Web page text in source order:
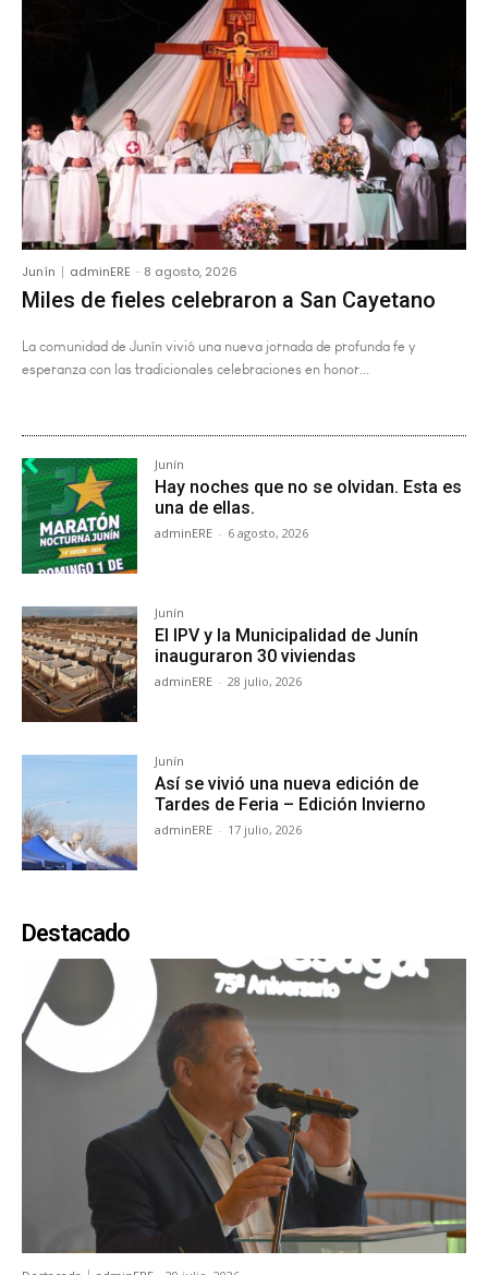
Junín adminERE - 8 agosto, 2026
Miles de fieles celebraron a San Cayetano
La comunidad de Junín vivió una nueva jornada de profunda fe y
esperanza con las tradicionales celebraciones en honor...
Junín
Hay noches que no se olvidan. Esta es
una de ellas.
adminERE - 6 agosto, 2026
Junín
El IPV y la Municipalidad de Junín
inauguraron 30 viviendas
adminERE - 28 julio, 2026
Junín
Así se vivió una nueva edición de
Tardes de Feria – Edición Invierno
adminERE - 17 julio, 2026
Destacado